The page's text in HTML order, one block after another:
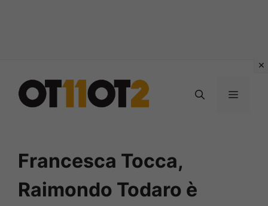
contenuto
MENU
Francesca Tocca,
Raimondo Todaro è